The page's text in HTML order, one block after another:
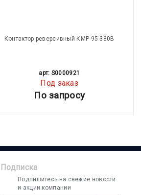
Контактор реверсивный КМР-95 380В
арт: S0000921
Под заказ
По запросу
Подписка
Подпишитесь на свежие новости
и акции компании